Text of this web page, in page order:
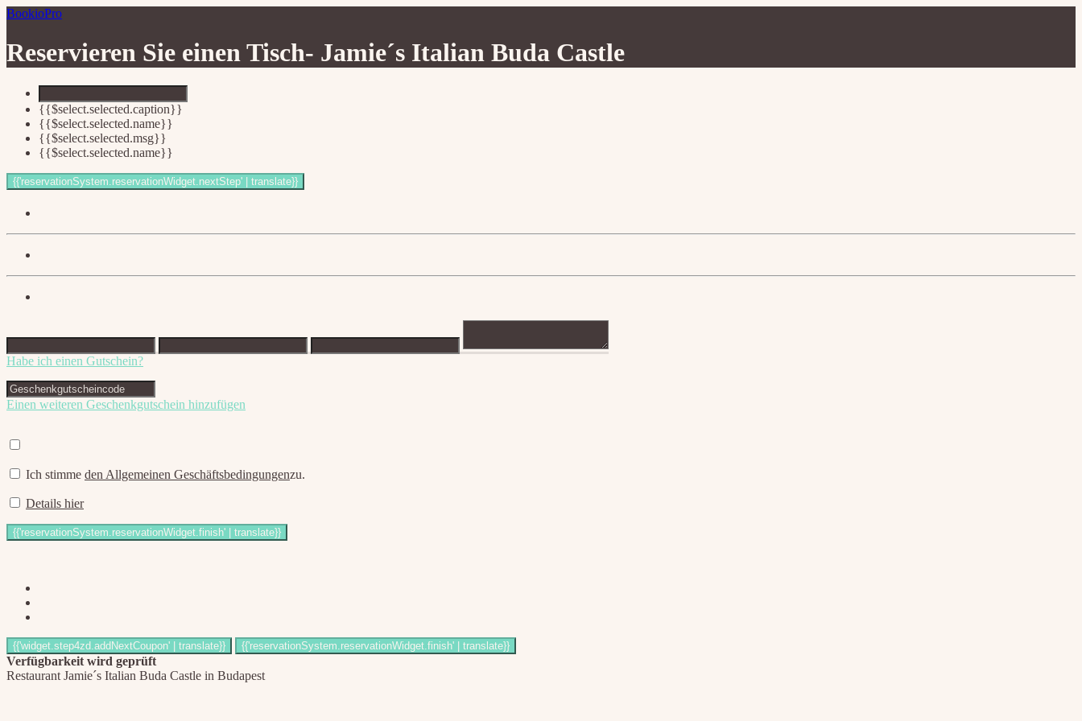
BookioPro
Reservieren Sie einen Tisch- Jamie´s Italian Buda Castle
{{$select.selected.caption}}
{{$select.selected.name}}
{{$select.selected.msg}}
{{$select.selected.name}}
Habe ich einen Gutschein?
Einen weiteren Geschenkgutschein hinzufügen
Ich stimme den Allgemeinen Geschäftsbedingungenzu.
Details hier
Verfügbarkeit wird geprüft
Restaurant Jamie´s Italian Buda Castle in Budapest